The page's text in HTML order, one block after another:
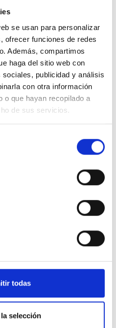
se usan para personalizar
ofrecer funciones de redes
Además, compartimos
haga del sitio web con
publicidad y análisis
con otra información
o que hayan recopilado a
de sus servicios.
todas
selección
de estos ejerci­cios,
a todas como si
durante un minuto
identificar las diferentes
te estén perturbando,
la relativa importancia
Aplica la idea de hoy a
el nombre de la causa
lo experimentes. Los
acerca de _______ por
acerca de _______ por la
será suficiente.